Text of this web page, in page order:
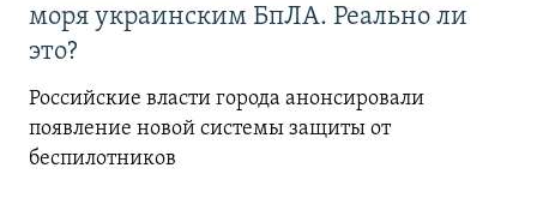
моря украинским БпЛА. Реально ли
это?
Российские власти города анонсировали
появление новой системы защиты от
беспилотников